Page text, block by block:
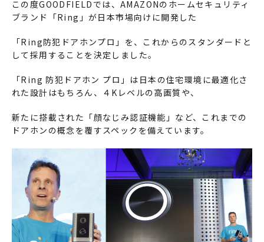
この度GOODFIELDでは、AMAZONのホームセキュリティ
ブランド「Ring」が日本市場向けに開発した
「Ring防犯ドアホンプロ」を、これからのスタンダードと
して採用することを決定しました。
「Ring 防犯ドアホン プロ」は日本の住宅環境に最適化さ
れた設計はもちろん、４Kレベルの高画質や、
新たに搭載された「顔なじみ認証機能」など、これまでの
ドアホンの概念を覆すスペックを備えています。